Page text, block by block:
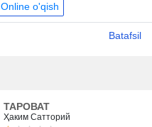
Online o'qish
Batafsil
ТАРОВАТ
Ҳаким Сатторий